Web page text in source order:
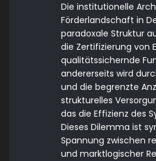
Die institutionelle
Förderlandschaft in
paradoxale Struktur
die Zertifizierung von
qualitätssichernde
andererseits wird
und die begrenzte
strukturelles
das die Effizienz des
Dieses Dilemma ist
Spannung zwischen
und marktlogischer